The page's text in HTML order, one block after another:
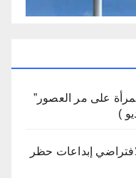
على مر العصور”
)
إبداعات حظر